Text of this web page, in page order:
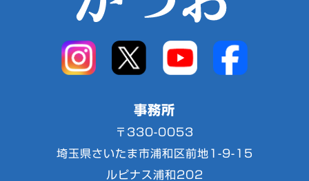
事務所
〒330-0053
埼玉県さいたま市浦和区前地1-9-15
ルピナス浦和202